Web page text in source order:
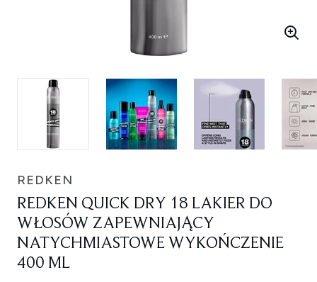
REDKEN
REDKEN QUICK DRY 18 LAKIER DO
WŁOSÓW ZAPEWNIAJĄCY
NATYCHMIASTOWE WYKOŃCZENIE
400 ML